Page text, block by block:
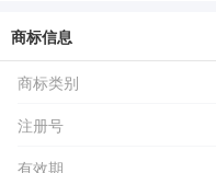
商标信息
商标类别
注册号
有效期